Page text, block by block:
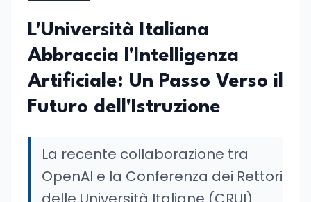
L'Università Italiana
Abbraccia l'Intelligenza
Artificiale: Un Passo Verso il
Futuro dell'Istruzione
La recente collaborazione tra
OpenAI e la Conferenza dei Rettori